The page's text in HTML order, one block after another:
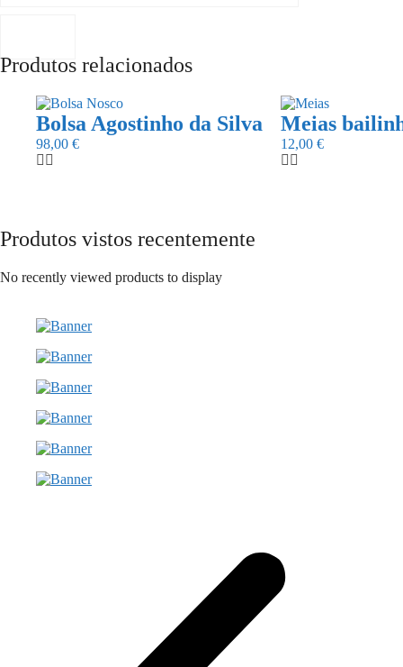
Produtos relacionados
Bolsa Agostinho da Silva
98,00 €
Meias
12,00 €
This
product
has
multiple
variants.
Produtos vistos recentemente
No recently viewed products to display